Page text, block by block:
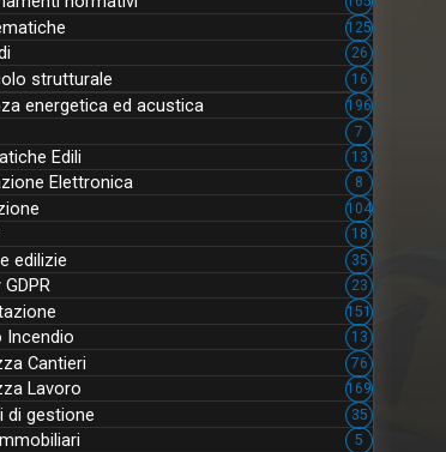
125
26
strutturale 16
energetica ed acustica 196
7
Edili 13
Elettronica 8
104
18
edilizie 35
23
151
Incendio 13
Cantieri 76
Lavoro 169
di gestione 35
5